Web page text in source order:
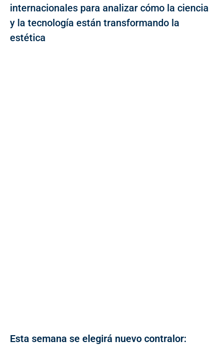
internacionales para analizar cómo la ciencia
y la tecnología están transformando la
estética
Esta semana se elegirá nuevo contralor: